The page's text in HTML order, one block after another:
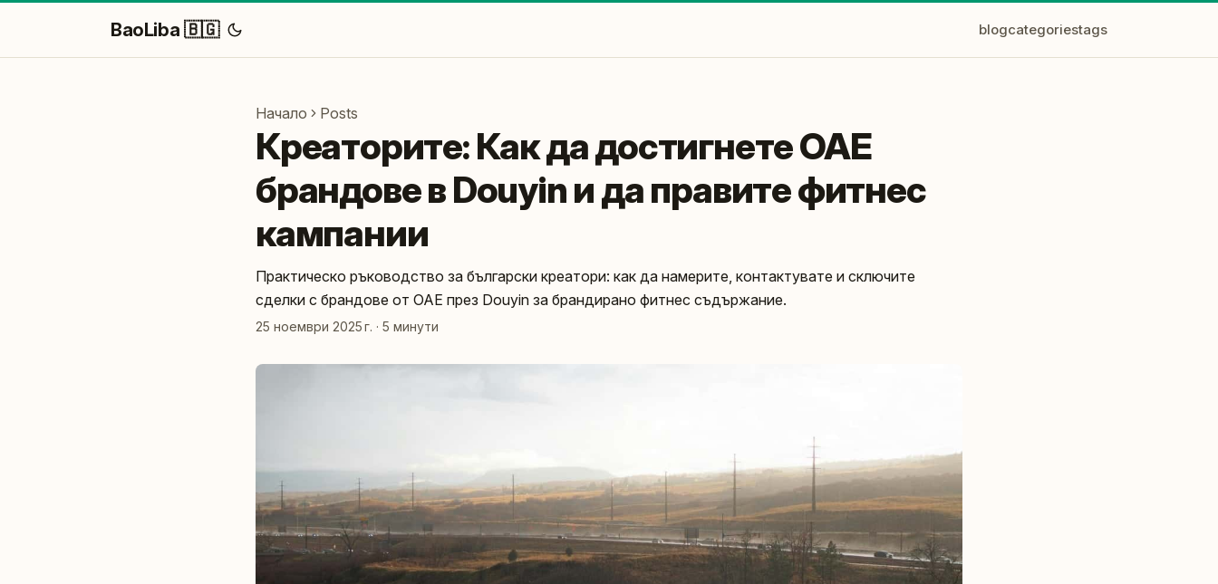
BaoLiba 🇧🇬 blogcategoriestags
Начало Posts
Креаторите: Как да достигнете ОАЕ
брандове в Douyin и да правите фитнес
кампании
Практическо ръководство за български креатори: как да намерите, контактувате и сключите
сделки с брандове от ОАЕ през Douyin за брандирано фитнес съдържание.
25 ноември 2025 г. · 5 минути